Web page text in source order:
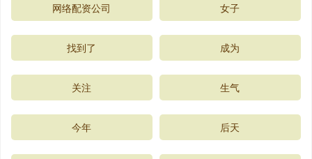
网络配资公司 女子
找到了 成为
关注 生气
今年 后天